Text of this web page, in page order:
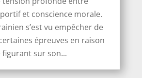
et conscience morale.
s’est vu empêcher de
épreuves en raison
figurant sur son...